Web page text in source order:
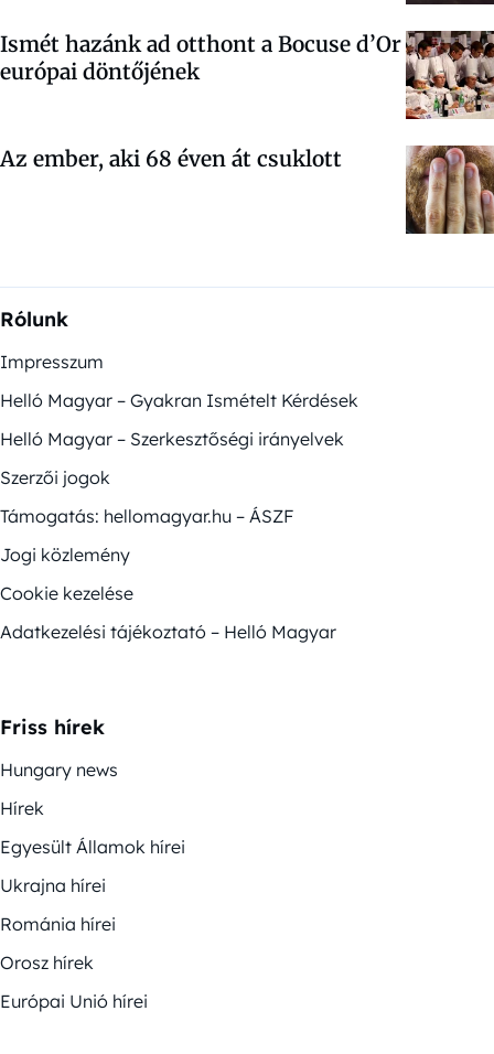
Ismét hazánk ad otthont a Bocuse d’Or
európai döntőjének
Az ember, aki 68 éven át csuklott
Rólunk
Impresszum
Helló Magyar – Gyakran Ismételt Kérdések
Helló Magyar – Szerkesztőségi irányelvek
Szerzői jogok
Támogatás: hellomagyar.hu – ÁSZF
Jogi közlemény
Cookie kezelése
Adatkezelési tájékoztató – Helló Magyar
Friss hírek
Hungary news
Hírek
Egyesült Államok hírei
Ukrajna hírei
Románia hírei
Orosz hírek
Európai Unió hírei